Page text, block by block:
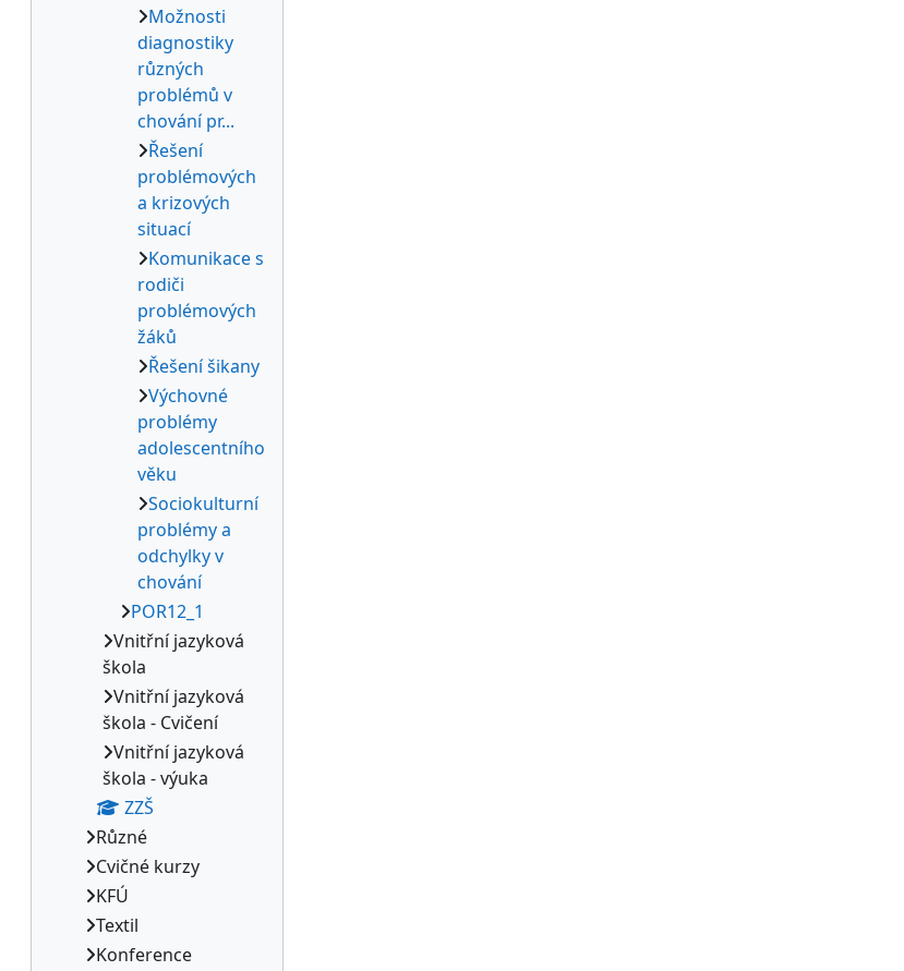
Možnosti
diagnostiky
různých
problémů v
chování pr...
Řešení
problémových
a krizových
situací
Komunikace s
rodiči
problémových
žáků
Řešení šikany
Výchovné
problémy
adolescentního
věku
Sociokulturní
problémy a
odchylky v
chování
POR12_1
Vnitřní jazyková
škola
Vnitřní jazyková
škola - Cvičení
Vnitřní jazyková
škola - výuka
ZZŠ
Různé
Cvičné kurzy
KFÚ
Textil
Konference